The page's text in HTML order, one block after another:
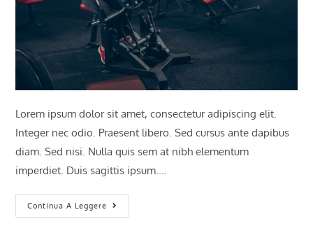
Lorem ipsum dolor sit amet, consectetur adipiscing elit.
Integer nec odio. Praesent libero. Sed cursus ante dapibus
diam. Sed nisi. Nulla quis sem at nibh elementum
imperdiet. Duis sagittis ipsum.…
Continua A Leggere
Litora
Torqent